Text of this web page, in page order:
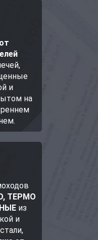
и
на
ТЕРМО
из
и